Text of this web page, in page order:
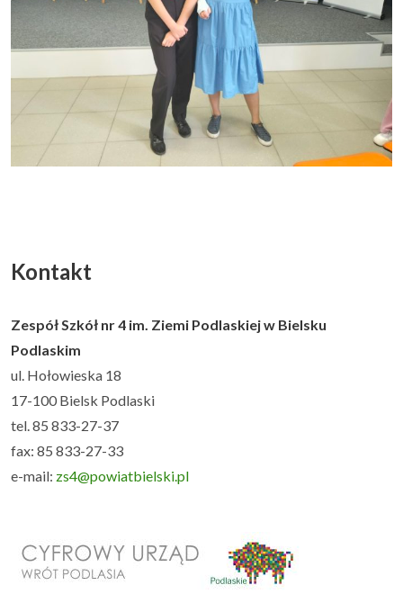
Kontakt
Zespół Szkół nr 4 im. Ziemi Podlaskiej w Bielsku
Podlaskim
ul. Hołowieska 18
17-100 Bielsk Podlaski
tel. 85 833-27-37
fax: 85 833-27-33
e-mail: zs4@powiatbielski.pl